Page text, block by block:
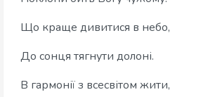
Що краще дивитися в небо,
До сонця тягнути долоні.
В гармонії з всесвітом жити,